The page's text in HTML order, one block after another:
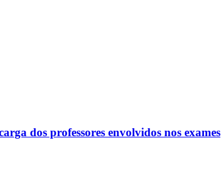
dos professores envolvidos nos exames